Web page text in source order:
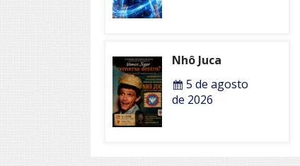
Nhô Juca
5 de agosto
de 2026